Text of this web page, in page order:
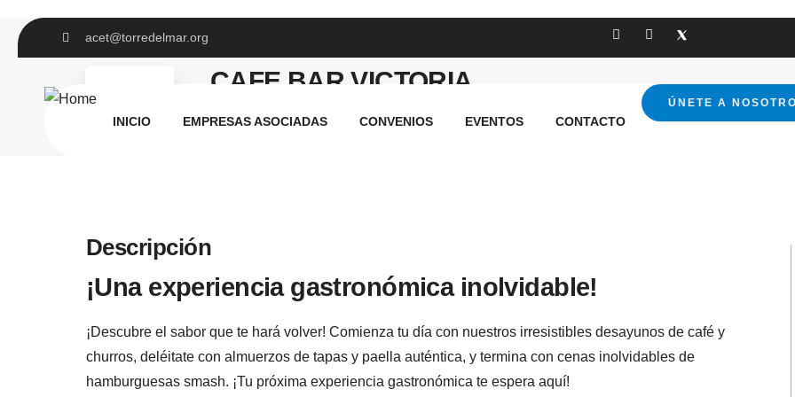
acet@torredelmar.org
INICIO EMPRESAS ASOCIADAS CONVENIOS EVENTOS CONTACTO
ÚNETE A
CAFE BAR VICTORIA
Descripción
¡Una experiencia gastronómica inolvidable!
¡Descubre el sabor que te hará volver! Comienza tu día con nuestros irresistibles desayunos de café y
churros, deléitate con almuerzos de tapas y paella auténtica, y termina con cenas inolvidables de
hamburguesas smash. ¡Tu próxima experiencia gastronómica te espera aquí!